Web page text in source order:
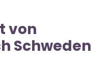
von
Schweden